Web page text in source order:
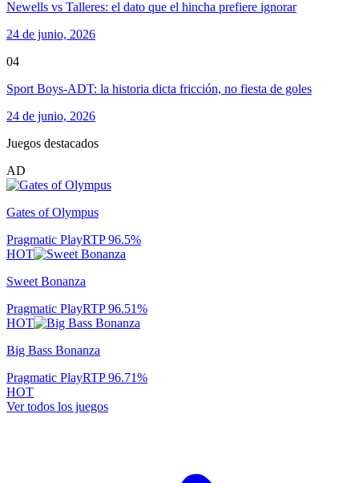
Newells vs Talleres: el dato que el hincha prefiere ignorar
24 de junio, 2026
04
Sport Boys-ADT: la historia dicta fricción, no fiesta de goles
24 de junio, 2026
Juegos destacados
AD
Gates of Olympus
Pragmatic PlayRTP96.5%
HOT
Sweet Bonanza
Pragmatic PlayRTP96.51%
HOT
Big Bass Bonanza
Pragmatic PlayRTP96.71%
HOT
Ver todos los juegos